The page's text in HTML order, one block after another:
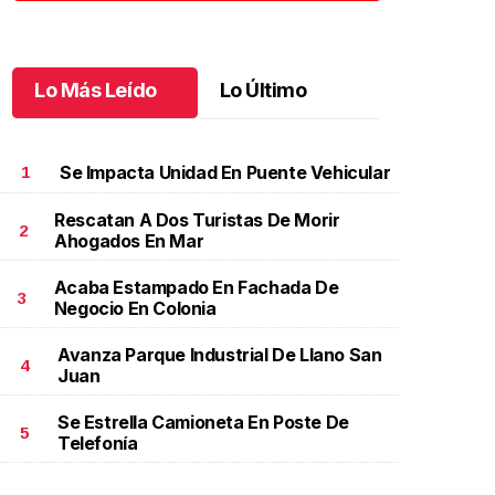
Lo Más Leído Lo Último
1 Se Impacta Unidad En Puente Vehicular
2
Rescatan A Dos Turistas De Morir
Ahogados En Mar
3
Acaba Estampado En Fachada De
Negocio En Colonia
4
Avanza Parque Industrial De Llano San
Juan
5
Se Estrella Camioneta En Poste De
Telefonía